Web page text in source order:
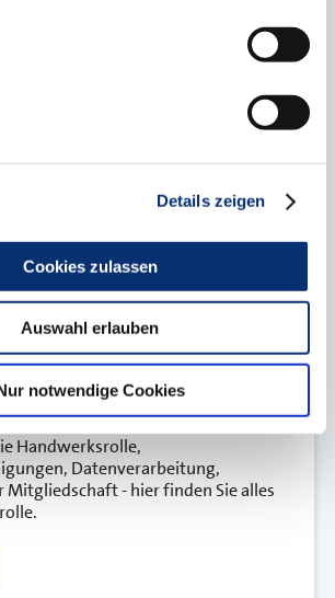
Details zeigen
Cookies zulassen
Auswahl erlauben
notwendige Cookies
bei der
Handwerksrolle,
Datenverarbeitung,
Mitgliedschaft - hier finden Sie alles